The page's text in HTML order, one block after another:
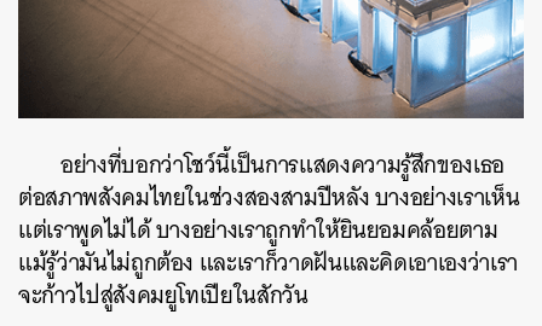
อย่างที่บอกว่าโชว์นี้เป็นการแสดงความรู้สึกของเธอ
ต่อสภาพสังคมไทยในช่วงสองสามปีหลัง บางอย่างเราเห็น
แต่เราพูดไม่ได้ บางอย่างเราถูกทำให้ยินยอมคล้อยตาม
แม้รู้ว่ามันไม่ถูกต้อง และเราก็วาดฝันและคิดเอาเองว่าเรา
จะก้าวไปสู่สังคมยูโทเปียในสักวัน
SHARE TWEET LINE EMAIL